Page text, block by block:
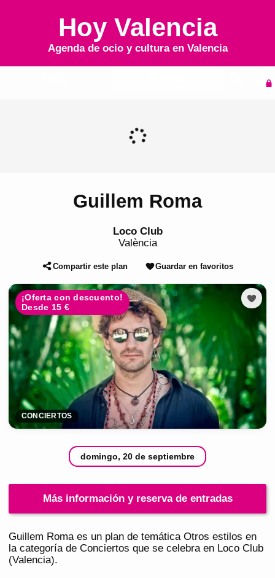
Hoy Valencia
Agenda de ocio y cultura en Valencia
Guillem Roma
Loco Club
València
Compartir este plan Guardar en favoritos
¡Oferta con descuento!
Desde 15 €
CONCIERTOS
domingo, 20 de septiembre
Más información y reserva de entradas
Guillem Roma es un plan de temática Otros estilos en
la categoría de Conciertos que se celebra en Loco Club
(Valencia).